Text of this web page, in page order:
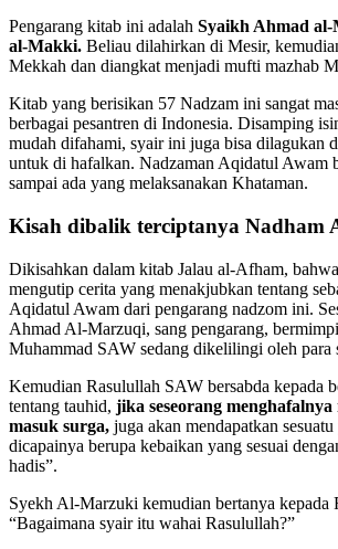
Pengarang kitab ini adalah Syaikh Ahmad
al-Makki. Beliau dilahirkan di Mesir,
Mekkah dan diangkat menjadi mufti mazhab
Kitab yang berisikan 57 Nadzam ini sangat
berbagai pesantren di Indonesia. Disamping
mudah difahami, syair ini juga bisa dilagukan
untuk di hafalkan. Nadzaman Aqidatul Awam
sampai ada yang melaksanakan Khataman.
Kisah dibalik terciptanya Nadham
Dikisahkan dalam kitab Jalau al-Afham,
mengutip cerita yang menakjubkan tentang
Aqidatul Awam dari pengarang nadzom ini.
Ahmad Al-Marzuqi, sang pengarang,
Muhammad SAW sedang dikelilingi oleh para
Kemudian Rasulullah SAW bersabda kepada
tentang tauhid, jika seseorang
masuk surga, juga akan mendapatkan
dicapainya berupa kebaikan yang sesuai
hadis”.
Syekh Al-Marzuki kemudian bertanya kepada
“Bagaimana syair itu wahai Rasulullah?”